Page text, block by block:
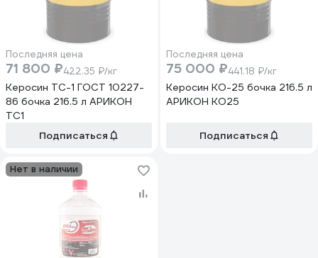
Последняя цена
71 800 ₽422.35 ₽/кг
Керосин ТС-1 ГОСТ 10227-
86 бочка 216.5 л АРИКОН
TC1
Подписаться
Последняя цена
75 000 ₽441.18 ₽/кг
Керосин КО-25 бочка 216.5 л
АРИКОН KO25
Подписаться
Нет в наличии